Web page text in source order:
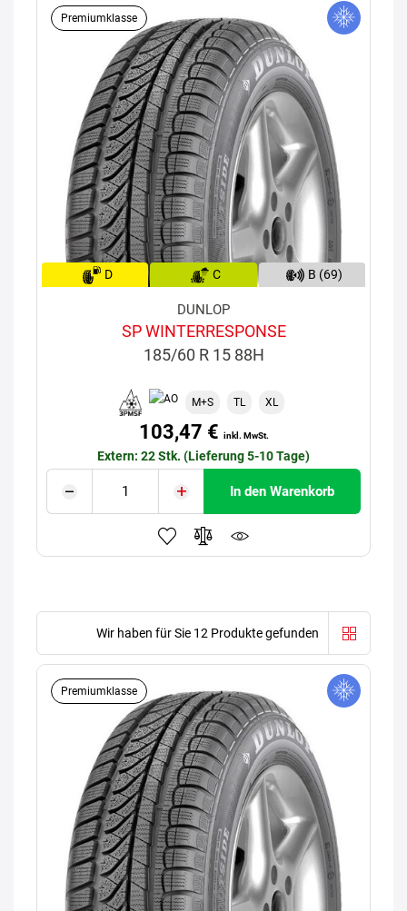
Premiumklasse
D C B (69)
DUNLOP
SP WINTERRESPONSE
185/60 R 15 88H
M+S TL XL
103,47 € inkl. MwSt.
Extern: 22 Stk. (Lieferung 5-10 Tage)
In den Warenkorb
Wir haben für Sie 12 Produkte gefunden
Premiumklasse